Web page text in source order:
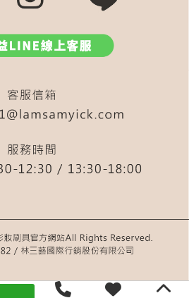
液態腮紅 毛孔
粉刺刷 分裝瓶
斜角底妝刷
580 黑眼圈 毛孔隱形